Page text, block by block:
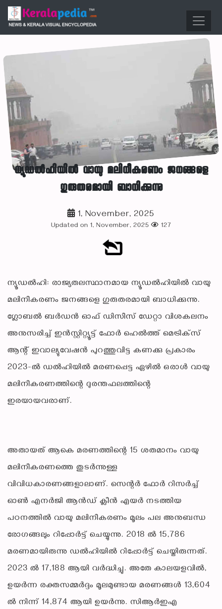
ന്യൂഡൽഹിയിൽ വായു മലിനീകരണം ജനങ്ങളെ
ഗുരുതരമായി ബാധിക്കുന്നു
1, November, 2025
Updated on 1, November, 2025 127
ന്യൂഡല്‍ഹി: രാജ്യതലസ്ഥാനമായ ന്യൂഡല്‍ഹിയില്‍ വായു
മലിനീകരണം ജനങ്ങളെ ഗുരുതരമായി ബാധിക്കുന്നു.
ഗ്ലോബല്‍ ബര്‍ഡന്‍ ഓഫ് ഡിസീസ് ഡേറ്റാ വിശകലനം
അനുസരിച്ച് ഇന്‍സ്റ്റിറ്റ്യൂട്ട് ഫോര്‍ ഹെല്‍ത്ത് മെട്രിക്‌സ്
ആന്റ് ഇവാല്യുവേഷന്‍ പുറത്തുവിട്ട കണക്കു പ്രകാരം
2023-ല്‍ ഡല്‍ഹിയില്‍ മരണപ്പെട്ട ഏഴില്‍ ഒരാള്‍ വായു
മലിനീകരണത്തിന്റെ ദുരന്തഫലത്തിന്റെ
ഇരയായവരാണ്.
അതായത് ആകെ മരണത്തിന്റെ 15 ശതമാനം വായു
മലിനീകരണത്തെ തുടര്‍ന്നുള്ള
വിവിധകാരണങ്ങളാലാണ്. സെന്റര്‍ ഫോര്‍ റിസര്‍ച്ച്
ഓണ്‍ എനര്‍ജി ആന്‍ഡ് ക്ലീന്‍ എയര്‍ നടത്തിയ
പഠനത്തില്‍ വായു മലിനീകരണം മൂലം പല അനുബന്ധ
രോഗങ്ങലും റിപ്പോര്‍ട്ട് ചെയ്യുന്നു. 2018 ല്‍ 15,786
മരണമായിരുന്നു ഡല്‍ഹിയില്‍ റിപ്പോര്‍ട്ട് ചെയ്തിരുന്നത്.
2023 ല്‍ 17,188 ആയി വര്‍ദ്ധിച്ചു. അതേ കാലയളവില്‍,
ഉയര്‍ന്ന രക്തസമ്മര്‍ദ്ദം മൂലമുണ്ടായ മരണങ്ങള്‍ 13,604
ല്‍ നിന്ന് 14,874 ആയി ഉയര്‍ന്നു. സിആര്‍ഇഎ